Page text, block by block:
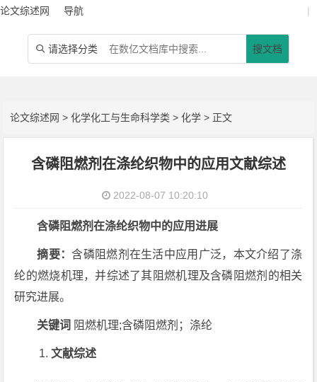
论文综述网 导航 |
 请选择分类 搜文档
论文综述网 >化学化工与生命科学类 >化学 > 正文
含磷阻燃剂在涤纶织物中的应用文献综述
2022-08-07 10:20:10
含磷阻燃剂在涤纶织物中的应用进展
摘要： 含磷阻燃剂在生活中应用广泛，本文介绍了涤
纶的燃烧机理，并综述了其阻燃机理及含磷阻燃剂的相关
研究进展。
关键词 阻燃机理;含磷阻燃剂；涤纶
文献综述